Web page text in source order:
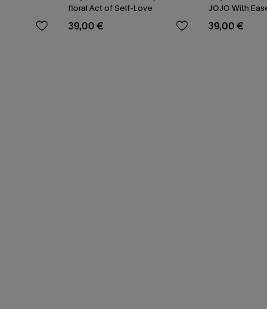
floral Act of Self-Love
39,00 €
JOJO With
39,00 €